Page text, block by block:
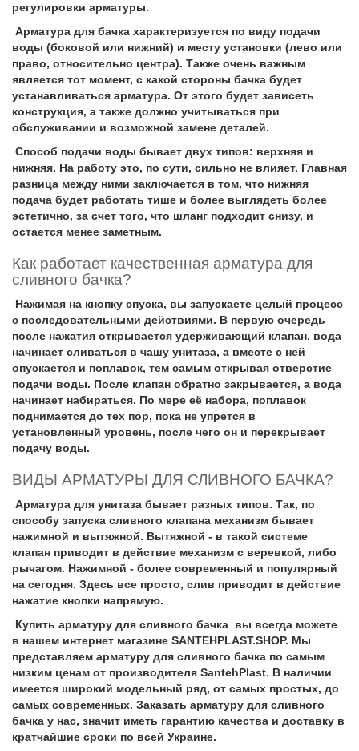
регулировки арматуры.
Арматура для бачка характеризуется по виду подачи
воды (боковой или нижний) и месту установки (лево или
право, относительно центра). Также очень важным
является тот момент, с какой стороны бачка будет
устанавливаться арматура. От этого будет зависеть
конструкция, а также должно учитываться при
обслуживании и возможной замене деталей.
Способ подачи воды бывает двух типов: верхняя и
нижняя. На работу это, по сути, сильно не влияет. Главная
разница между ними заключается в том, что нижняя
подача будет работать тише и более выглядеть более
эстетично, за счет того, что шланг подходит снизу, и
остается менее заметным.
Как работает качественная арматура для
сливного бачка?
Нажимая на кнопку спуска, вы запускаете целый процесс
с последовательными действиями. В первую очередь
после нажатия открывается удерживающий клапан, вода
начинает сливаться в чашу унитаза, а вместе с ней
опускается и поплавок, тем самым открывая отверстие
подачи воды. После клапан обратно закрывается, а вода
начинает набираться. По мере её набора, поплавок
поднимается до тех пор, пока не упрется в
установленный уровень, после чего он и перекрывает
подачу воды.
ВИДЫ АРМАТУРЫ ДЛЯ СЛИВНОГО БАЧКА?
Арматура для унитаза бывает разных типов. Так, по
способу запуска сливного клапана механизм бывает
нажимной и вытяжной. Вытяжной - в такой системе
клапан приводит в действие механизм с веревкой, либо
рычагом. Нажимной - более современный и популярный
на сегодня. Здесь все просто, слив приводит в действие
нажатие кнопки напрямую.
Купить арматуру для сливного бачка вы всегда можете
в нашем интернет магазине SANTEHPLAST.SHOP. Мы
представляем арматуру для сливного бачка по самым
низким ценам от производителя SantehPlast. В наличии
имеется широкий модельный ряд, от самых простых, до
самых современных. Заказать арматуру для сливного
бачка у нас, значит иметь гарантию качества и доставку в
кратчайшие сроки по всей Украине.